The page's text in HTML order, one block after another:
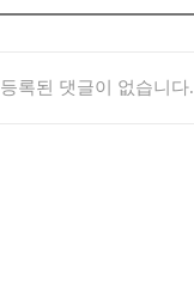
등록된 댓글이 없습니다.